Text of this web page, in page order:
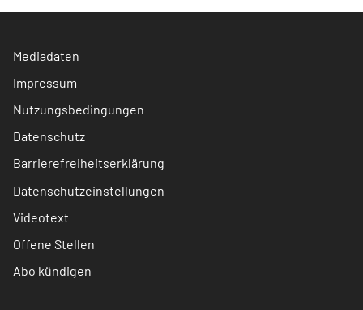
Mediadaten
Impressum
Nutzungsbedingungen
Datenschutz
Barrierefreiheitserklärung
Datenschutzeinstellungen
Videotext
Offene Stellen
Abo kündigen